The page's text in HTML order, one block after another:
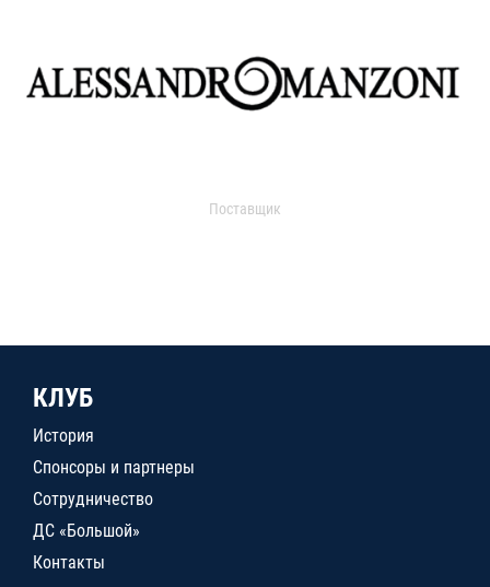
Поставщик
КЛУБ
История
Спонсоры и партнеры
Сотрудничество
ДС «Большой»
Контакты